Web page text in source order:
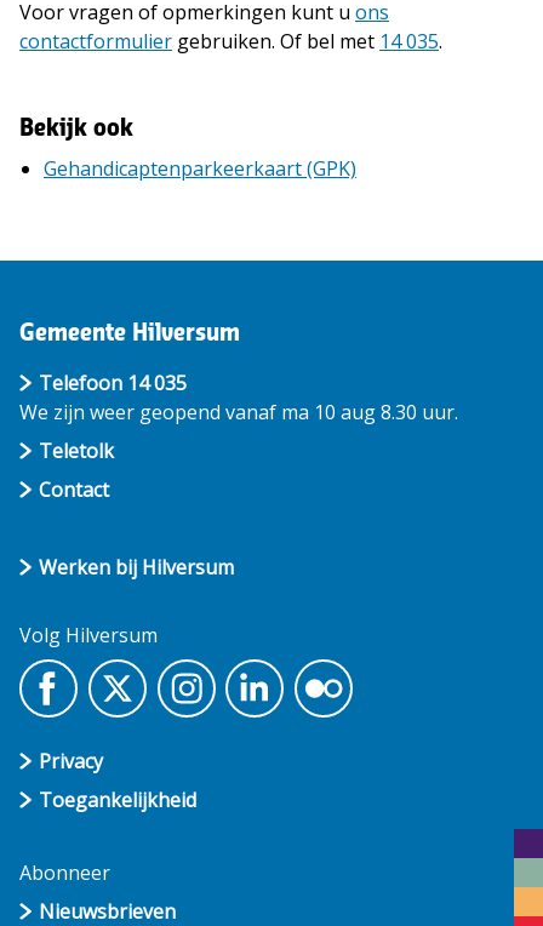
Voor vragen of opmerkingen kunt u ons
contactformulier gebruiken. Of bel met 14 035.
Bekijk ook
Gehandicaptenparkeerkaart (GPK)
Gemeente Hilversum
Telefoon 14 035
We zijn weer geopend vanaf ma 10 aug 8.30 uur.
Teletolk
Contact
Werken bij Hilversum
Volg Hilversum
Privacy
Toegankelijkheid
Abonneer
Nieuwsbrieven